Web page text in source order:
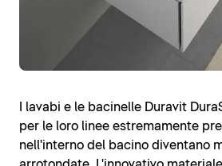
I lavabi e le bacinelle Duravit
per le loro linee estremamente
nell'interno del bacino diventano